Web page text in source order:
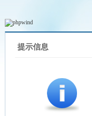
提示信息